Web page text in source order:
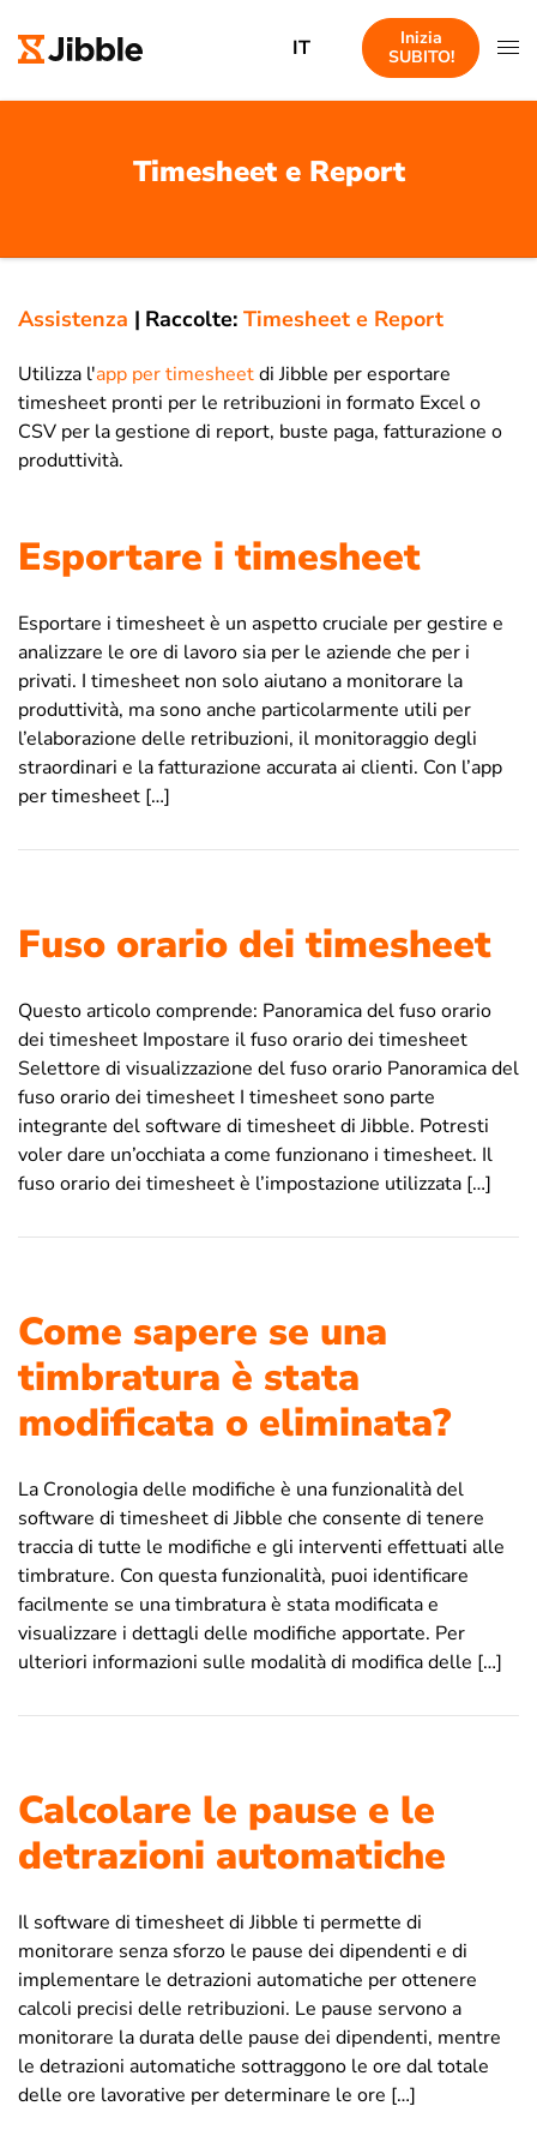
IT
Inizia
SUBITO!
Timesheet e Report
Assistenza | Raccolte: Timesheet e Report
Utilizza l'app per timesheetdi Jibble per esportare
timesheet pronti per le retribuzioni in formato Excel o
CSV per la gestione di report, buste paga, fatturazione o
produttività.
Esportare i timesheet
Esportare i timesheet è un aspetto cruciale per gestire e
analizzare le ore di lavoro sia per le aziende che per i
privati. I timesheet non solo aiutano a monitorare la
produttività, ma sono anche particolarmente utili per
l’elaborazione delle retribuzioni, il monitoraggio degli
straordinari e la fatturazione accurata ai clienti. Con l’app
per timesheet […]
Fuso orario dei timesheet
Questo articolo comprende: Panoramica del fuso orario
dei timesheet Impostare il fuso orario dei timesheet
Selettore di visualizzazione del fuso orario Panoramica del
fuso orario dei timesheet I timesheet sono parte
integrante del software di timesheet di Jibble. Potresti
voler dare un’occhiata a come funzionano i timesheet. Il
fuso orario dei timesheet è l’impostazione utilizzata […]
Come sapere se una
timbratura è stata
modificata o eliminata?
La Cronologia delle modifiche è una funzionalità del
software di timesheet di Jibble che consente di tenere
traccia di tutte le modifiche e gli interventi effettuati alle
timbrature. Con questa funzionalità, puoi identificare
facilmente se una timbratura è stata modificata e
visualizzare i dettagli delle modifiche apportate. Per
ulteriori informazioni sulle modalità di modifica delle […]
Calcolare le pause e le
detrazioni automatiche
Il software di timesheet di Jibble ti permette di
monitorare senza sforzo le pause dei dipendenti e di
implementare le detrazioni automatiche per ottenere
calcoli precisi delle retribuzioni. Le pause servono a
monitorare la durata delle pause dei dipendenti, mentre
le detrazioni automatiche sottraggono le ore dal totale
delle ore lavorative per determinare le ore […]